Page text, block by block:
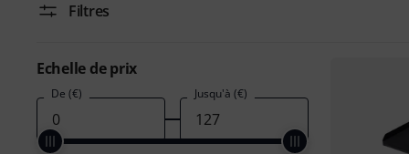
Filtres
Echelle de prix
De (€) Jusqu'à (€)